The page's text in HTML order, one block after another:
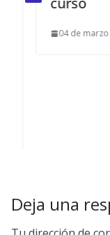
04 de marzo de
Deja una